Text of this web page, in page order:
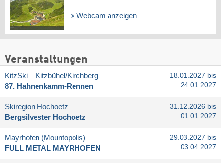
Webcam anzeigen
Veranstaltungen
KitzSki – Kitzbühel/​Kirchberg
87. Hahnenkamm-Rennen
18.01.2027 bis
24.01.2027
Skiregion Hochoetz
Bergsilvester Hochoetz
31.12.2026 bis
01.01.2027
Mayrhofen (Mountopolis)
FULL METAL MAYRHOFEN
29.03.2027 bis
03.04.2027